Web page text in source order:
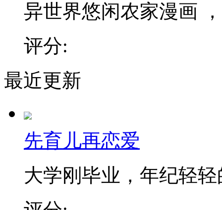
异世界悠闲农家漫画
评分:
最近更新
先育儿再恋爱
大学刚毕业，年纪轻轻